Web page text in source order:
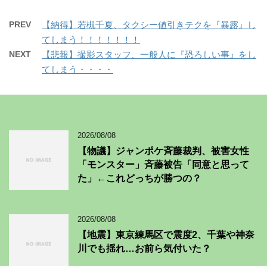
PREV
【納得】若槻千夏、タクシー値引きテクを『暴露』し
てしまう！！！！！！！
NEXT
【悲報】撮影スタッフ、一般人に『恐ろしい事』をし
てしまう・・・・
2026/08/08
【物議】ジャンポケ斉藤裁判、被害女性
「モンスター」斉藤被告「同意と思って
た」←これどっちが勝つの？
2026/08/08
【地震】東京練馬区で震度2、千葉や神奈
川でも揺れ…お前ら気付いた？